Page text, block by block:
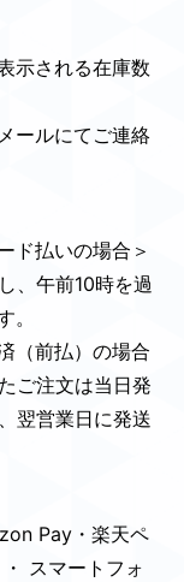
示される在庫数
ールにてご連絡
ド払いの場合＞
、午前10時を過
。
（前払）の場合
ご注文は当日発
翌営業日に発送
Pay・楽天ペ
スマートフォ